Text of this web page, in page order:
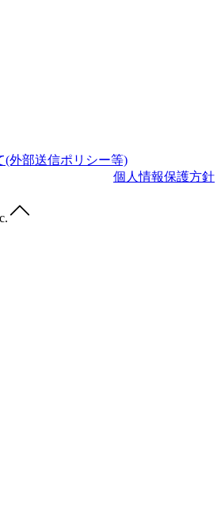
(外部送信ポリシー等)
個人情報保護方針